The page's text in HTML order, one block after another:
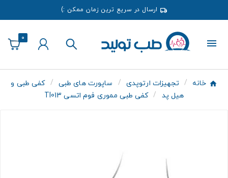
ارسال در سریع ترین زمان ممکن :)
0
خانه تجهیزات ارتوپدی ساپورت های طبی
کفی طبی و
هیل پد
کفی طبی مموری فوم اتسی TI013